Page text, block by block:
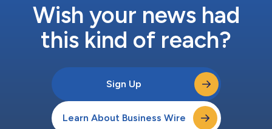
Wish your news had
this kind of reach?
Sign Up
Learn About Business Wire